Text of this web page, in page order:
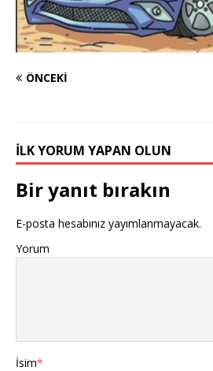
ÖNCEKI
İLK YORUM YAPAN OLUN
Bir yanıt bırakın
E-posta hesabınız yayımlanmayacak.
Yorum
İsim*